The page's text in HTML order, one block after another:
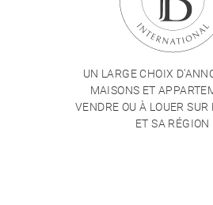
UN LARGE CHOIX
MAISONS ET
VENDRE OU À LOUER SUR
ET SA RÉGION